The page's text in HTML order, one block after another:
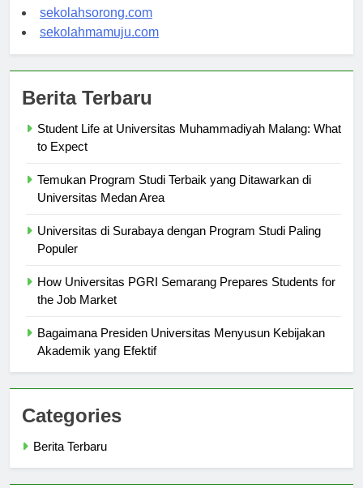
sekolahindonesia.org
sekolahsorong.com
Student Life at Universitas Muhammadiyah Malang: What
Temukan Program Studi Terbaik yang Ditawarkan di
Universitas di Surabaya dengan Program Studi Paling
How Universitas PGRI Semarang Prepares Students for
Bagaimana Presiden Universitas Menyusun Kebijakan
Categories